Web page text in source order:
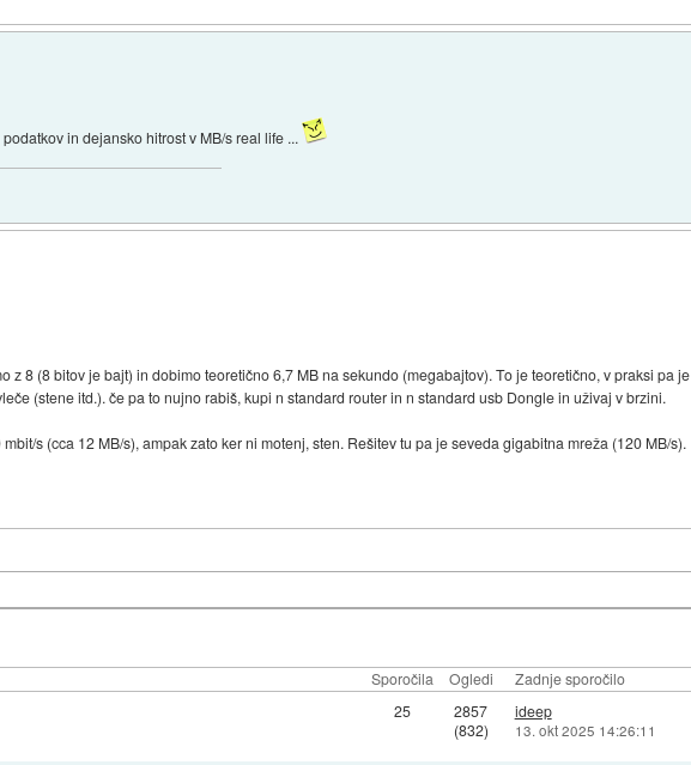
in dejansko hitrost v MB/s real life ...
z 8 (8 bitov je bajt) in dobimo teoretično 6,7 MB na sekundo (megabajtov). To je teoretično, v praksi pa je
(stene itd.). če pa to nujno rabiš, kupi n standard router in n standard usb Dongle in uživaj v brzini.
s (cca 12 MB/s), ampak zato ker ni motenj, sten. Rešitev tu pa je seveda gigabitna mreža (120 MB/s).
Sporočila Ogledi Zadnje sporočilo
25
2857
(832)
ideep
13. okt 2025 14:26:11